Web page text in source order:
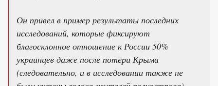
Он привел в пример результаты последних
исследований, которые фиксируют
благосклонное отношение к России 50%
украинцев даже после потери Крыма
(следовательно, и в исследовании также не